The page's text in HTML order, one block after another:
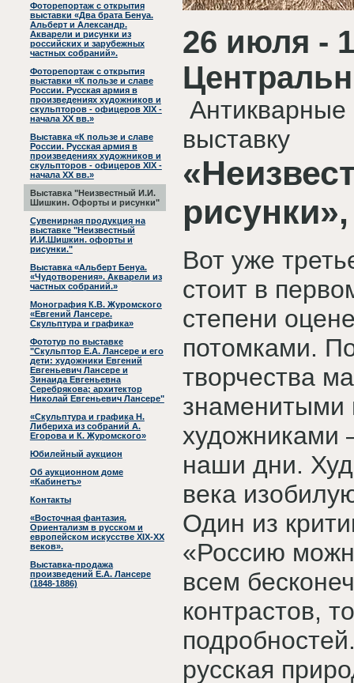
Фоторепортаж с открытия
выставки «Два брата Бенуа.
Альберт и Александр.
Акварели и рисунки из
российских и зарубежных
частных собраний».
Фоторепортаж с открытия
выставки «К пользе и славе
России. Русская армия в
произведениях художников и
скульпторов - офицеров XIX -
начала ХХ вв.»
Выставка «К пользе и славе
России. Русская армия в
произведениях художников и
скульпторов - офицеров XIX -
начала ХХ вв.»
Выставка "Неизвестный И.И.
Шишкин. Офорты и рисунки"
Сувенирная продукция на
выставке "Неизвестный
И.И.Шишкин. офорты и
рисунки."
Выставка «Альберт Бенуа.
«Чудотворения». Акварели из
частных собраний.»
Монография К.В. Журомского
«Евгений Лансере.
Скульптура и графика»
Фототур по выставке
"Скульптор Е.А. Лансере и его
дети: художники Евгений
Евгеньевич Лансере и
Зинаида Евгеньевна
Серебрякова; архитектор
Николай Евгеньевич Лансере"
«Скульптура и графика Н.
Либериха из собраний А.
Егорова и К. Журомского»
Юбилейный аукцион
Об аукционном доме
«Кабинетъ»
Контакты
«Восточная фантазия.
Ориентализм в русском и
европейском искусстве XIX-XX
веков».
Выставка-продажа
произведений Е.А. Лансере
(1848-1886)
26 июля -
выставку
Вот уже
стоит в
степени
потомками.
творчества
знаменитыми
художниками
наши дни.
века
Один из
«Россию
всем
контрастов,
русская